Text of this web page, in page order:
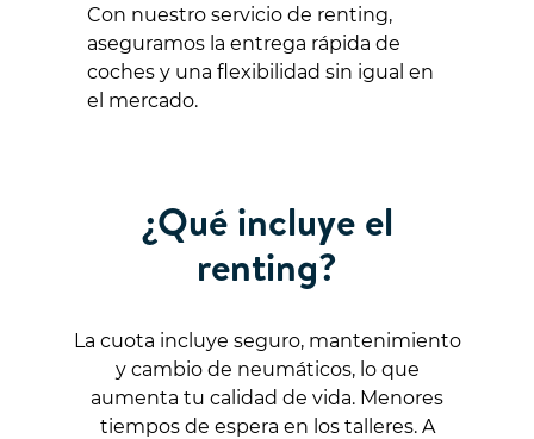
Con nuestro servicio de renting,
aseguramos la entrega rápida de
coches y una flexibilidad sin igual en
el mercado.
¿Qué incluye el
renting?
La cuota incluye seguro, mantenimiento
y cambio de neumáticos, lo que
aumenta tu calidad de vida. Menores
tiempos de espera en los talleres. A